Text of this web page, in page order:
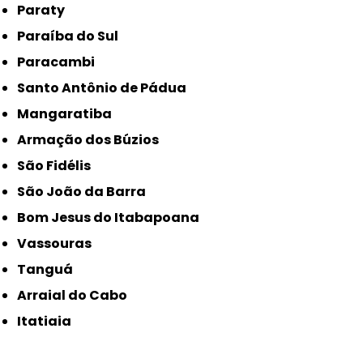
Paraty
Paraíba do Sul
Paracambi
Santo Antônio de Pádua
Mangaratiba
Armação dos Búzios
São Fidélis
São João da Barra
Bom Jesus do Itabapoana
Vassouras
Tanguá
Arraial do Cabo
Itatiaia